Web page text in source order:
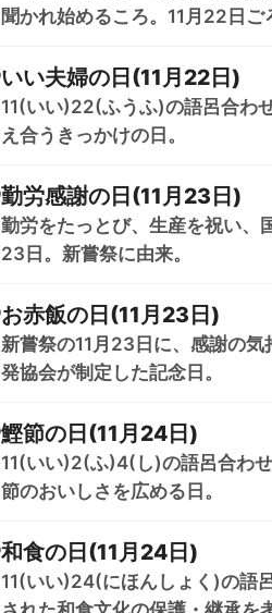
聞かれ始めるころ。11月22日ご
いい夫婦の日(11月22日)
11(いい)22(ふうふ)の語呂合わ
え合うきっかけの日。
勤労感謝の日(11月23日)
勤労をたっとび、生産を祝い、
23日。新嘗祭に由来。
お赤飯の日(11月23日)
新嘗祭の11月23日に、感謝の
発協会が制定した記念日。
鰹節の日(11月24日)
11(いい)2(ふ)4(し)の語呂合わ
節のおいしさを広める日。
和食の日(11月24日)
11(いい)24(にほんしょく)の語